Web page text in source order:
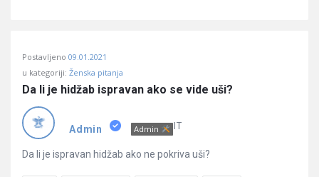
Postavljeno 09.01.2021
u kategoriji: Ženska pitanja
Da li je hidžab ispravan ako se vide uši?
Admin Admin IT
Da li je ispravan hidžab ako ne pokriva uši?